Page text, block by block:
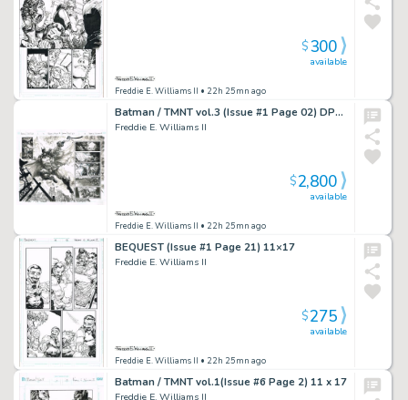
Freddie E. Williams II • 22h 25mn ago
available
$300
Batman / TMNT vol.3 (Issue #1 Page 02) DPS: TWO 11X17 BOARDS TAPED ON THE BACK
Freddie E. Williams II
Freddie E. Williams II • 22h 25mn ago
available
$2,800
BEQUEST (Issue #1 Page 21) 11×17
Freddie E. Williams II
Freddie E. Williams II • 22h 25mn ago
available
$275
Batman / TMNT vol.1(Issue #6 Page 2) 11 x 17
Freddie E. Williams II